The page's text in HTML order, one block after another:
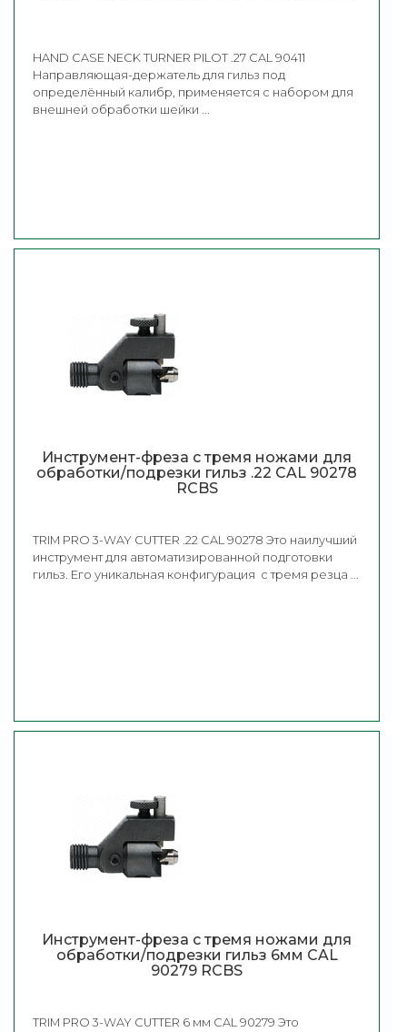
HAND CASE NECK TURNER PILOT .27 CAL 90411
Направляющая-держатель для гильз под
определённый калибр, применяется с набором для
внешней обработки шейки ...
Инструмент-фреза с тремя ножами для
обработки/подрезки гильз .22 CAL 90278
RCBS
TRIM PRO 3-WAY CUTTER .22 CAL 90278 Это наилучший
инструмент для автоматизированной подготовки
гильз. Его уникальная конфигурация с тремя резца ...
Инструмент-фреза с тремя ножами для
обработки/подрезки гильз 6мм CAL
90279 RCBS
TRIM PRO 3-WAY CUTTER 6 мм CAL 90279 Это